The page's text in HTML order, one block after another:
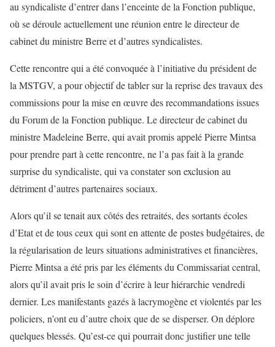
au syndicaliste d’entrer dans l’enceinte de la Fonction publique,
où se déroule actuellement une réunion entre le directeur de
cabinet du ministre Berre et d’autres syndicalistes.
Cette rencontre qui a été convoquée à l’initiative du président de
la MSTGV, a pour objectif de tabler sur la reprise des travaux des
commissions pour la mise en œuvre des recommandations issues
du Forum de la Fonction publique. Le directeur de cabinet du
ministre Madeleine Berre, qui avait promis appelé Pierre Mintsa
pour prendre part à cette rencontre, ne l’a pas fait à la grande
surprise du syndicaliste, qui va constater son exclusion au
détriment d’autres partenaires sociaux.
Alors qu’il se tenait aux côtés des retraités, des sortants écoles
d’Etat et de tous ceux qui sont en attente de postes budgétaires, de
la régularisation de leurs situations administratives et financières,
Pierre Mintsa a été pris par les éléments du Commissariat central,
alors qu’il avait pris le soin d’écrire à leur hiérarchie vendredi
dernier. Les manifestants gazés à lacrymogène et violentés par les
policiers, n’ont eu d’autre choix que de se disperser. On déplore
quelques blessés. Qu’est-ce qui pourrait donc justifier une telle